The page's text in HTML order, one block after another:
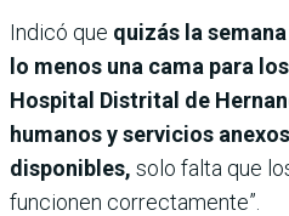
Indicó que quizás la
lo menos una cama para
Hospital Distrital de
humanos y servicios
disponibles, solo falta que
funcionen correctamente”.